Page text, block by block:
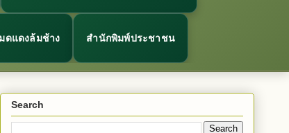
ดแดงล้มช้าง สำนักพิมพ์ประชาชน
Search